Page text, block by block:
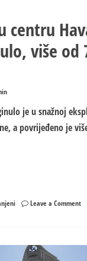
centru
više od
je u snažnoj
a povrijeđeno je
Leave a Commenton